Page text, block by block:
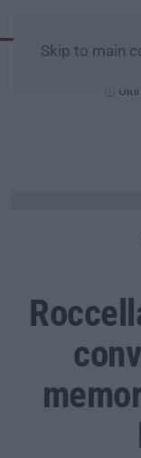
Skip to main